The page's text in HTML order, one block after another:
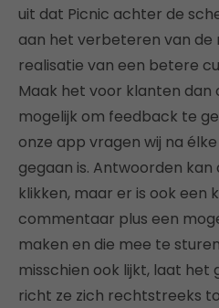
uit dat Picnic achter de
aan het verbeteren van de
realisatie van een betere
Maak het voor klanten dan
mogelijk om feedback te
onze app vragen wij na
gegaan is. Antwoorden
klikken, maar er is ook een
commentaar plus een
maken en die mee te
misschien ook lijkt, laat het
richt ze zich rechtstreeks